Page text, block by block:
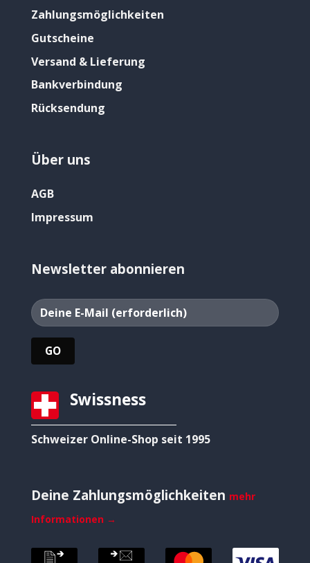
Zahlungsmöglichkeiten
Gutscheine
Versand & Lieferung
Bankverbindung
Rücksendung
Über uns
AGB
Impressum
Newsletter abonnieren
Swissness
Schweizer Online-Shop seit 1995
Deine Zahlungsmöglichkeiten mehr
Informationen →